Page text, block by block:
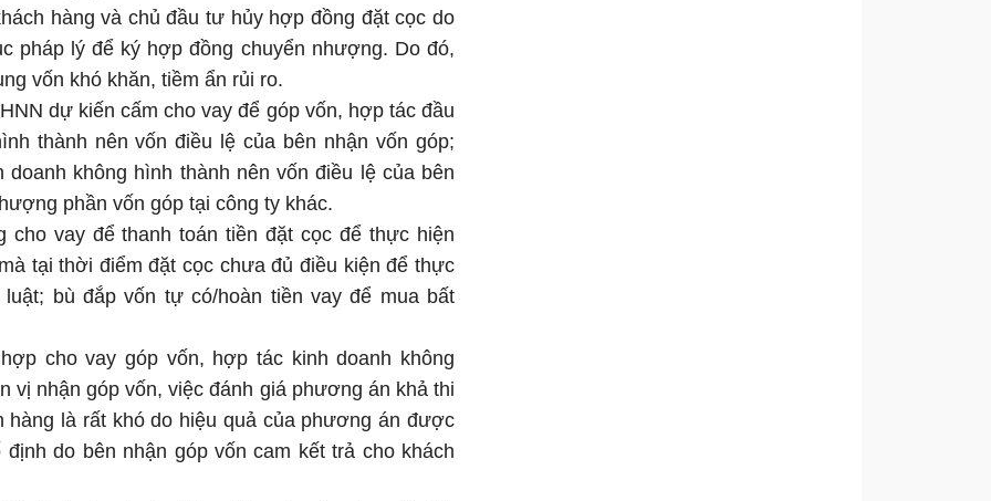
hàng và chủ đầu tư hủy hợp đồng đặt cọc do
pháp lý để ký hợp đồng chuyển nhượng. Do đó,
vốn khó khăn, tiềm ẩn rủi ro.
dự kiến cấm cho vay để góp vốn, hợp tác đầu
thành nên vốn điều lệ của bên nhận vốn góp;
không hình thành nên vốn điều lệ của bên
phần vốn góp tại công ty khác.
cho vay để thanh toán tiền đặt cọc để thực hiện
tại thời điểm đặt cọc chưa đủ điều kiện để thực
bù đắp vốn tự có/hoàn tiền vay để mua bất
cho vay góp vốn, hợp tác kinh doanh không
vị nhận góp vốn, việc đánh giá phương án khả thi
hàng là rất khó do hiệu quả của phương án được
do bên nhận góp vốn cam kết trả cho khách